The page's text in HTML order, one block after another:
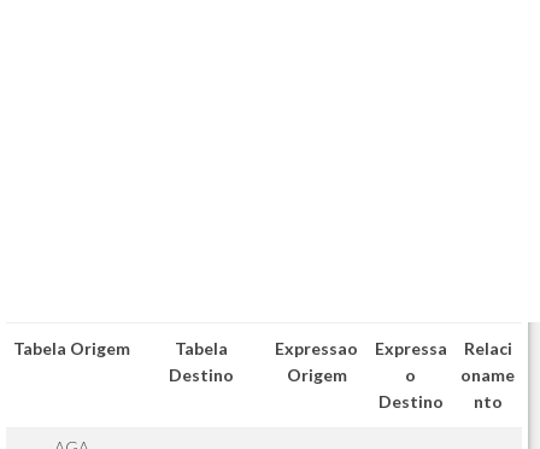
Tabela Origem
Tabela
Destino
Expressao
Origem
Expressa
o
Destino
Relaci
oname
nto